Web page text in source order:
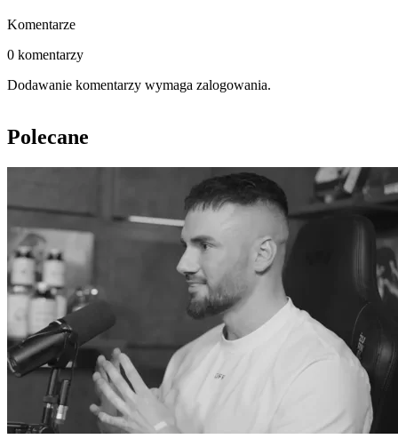
Komentarze
0 komentarzy
Dodawanie komentarzy wymaga zalogowania.
Polecane